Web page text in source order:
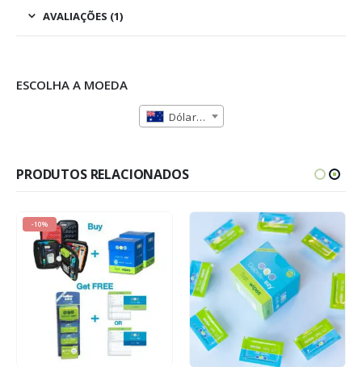
AVALIAÇÕES (1)
ESCOLHA A MOEDA
Dólar Australiano (AUD)
PRODUTOS RELACIONADOS
-10%